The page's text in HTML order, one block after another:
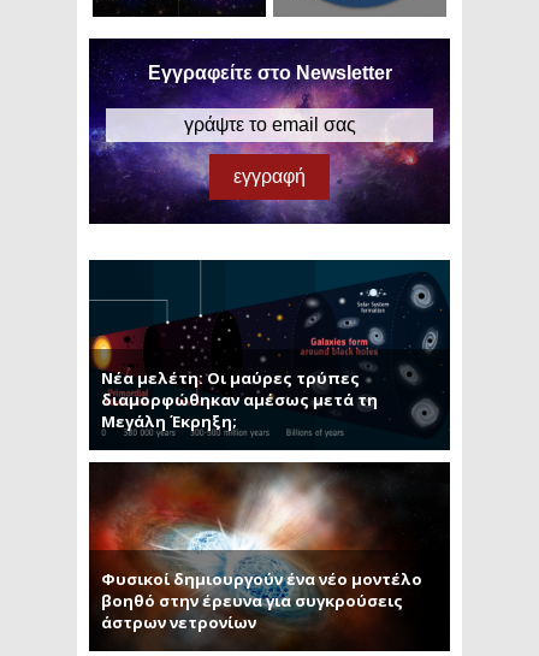
Εγγραφείτε στο Newsletter
Νέα μελέτη: Οι μαύρες τρύπες
διαμορφώθηκαν αμέσως μετά τη
Μεγάλη Έκρηξη;
Φυσικοί δημιουργούν ένα νέο μοντέλο
βοηθό στην έρευνα για συγκρούσεις
άστρων νετρονίων